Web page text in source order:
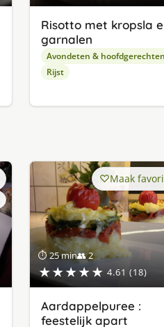
Ri­sot­to met krop­sla
gar­na­len
Avondeten & hoofdgerechten
Rijst
⏱ 25 min👥 2
★★★★★ 4.61 (18)
Maak
Aardappelpuree :
feestelijk apart